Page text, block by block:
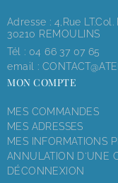
Adresse : 4,rue LT.Col.
30210 REMOULINS
Tél : 04 66 37 07 65
email :
MON COMPTE
MES COMMANDES
MES ADRESSES
MES INFORMATIONS
ANNULATION D'UNE
DÉCONNEXION